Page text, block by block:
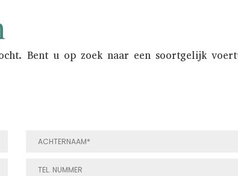
Bent u op zoek naar een soortgelijk